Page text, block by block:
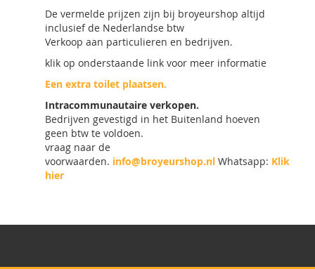
De vermelde prijzen zijn bij broyeurshop altijd
inclusief de Nederlandse btw
Verkoop aan particulieren en bedrijven.
klik op onderstaande link voor meer informatie
Een extra toilet plaatsen.
Intracommunautaire verkopen.
Bedrijven gevestigd in het Buitenland hoeven
geen btw te voldoen.
vraag naar de
voorwaarden. info@broyeurshop.nl Whatsapp: Klik
hier